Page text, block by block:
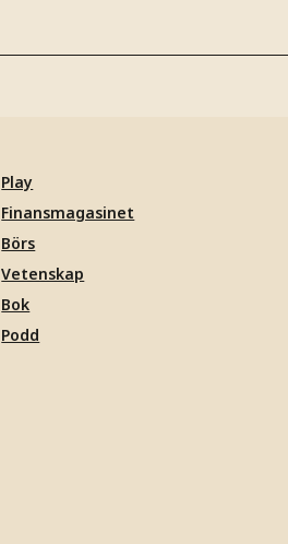
Play
Finansmagasinet
Börs
Vetenskap
Bok
Podd